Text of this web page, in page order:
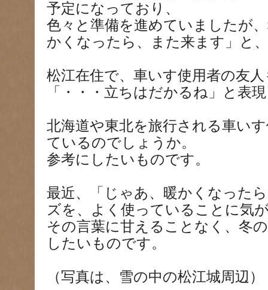
予定になっており、
色々と準備を進めていましたが
かくなったら、また来ます」と
松江在住で、車いす使用者の友人
「・・・立ちはだかるね」と表
北海道や東北を旅行される車い
ているのでしょうか。
参考にしたいものです。
最近、「じゃあ、暖かくなった
ズを、よく使っていることに気
その言葉に甘えることなく、冬
したいものです。
（写真は、雪の中の松江城周辺）